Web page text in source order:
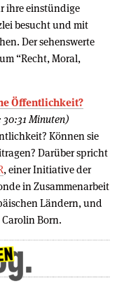
ihre einstündige
besucht und mit
Der sehenswerte
“Recht, Moral,
Öffentlichkeit?
Minuten)
Können sie
Darüber spricht
, einer Initiative der
in Zusammenarbeit
Ländern, und
Born.